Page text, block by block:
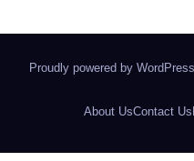
Proudly powered by WordPress
About UsContact Us